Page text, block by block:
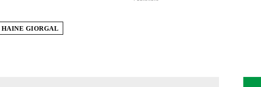
HAINE GIORGAL